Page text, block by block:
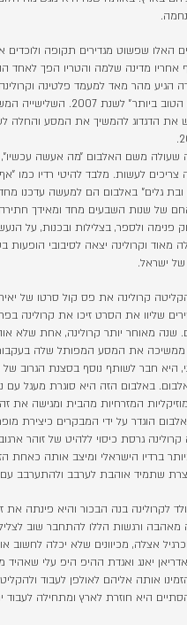
הגיע מהר מאד למעמד פלטינה
״השיר החדש הטוב
את הדגדוג להמשיך את המסע והחלה
שעולה משם האלבום ״מה אעשה
צריכים לעשות. מלבד להיטי רדיו כמו
גלים" באלבום הם למעשה עדכנו
של שנות השבעים מחד ומאידך
פנימה ולספר, בצלילות ובכנות, על
מאוד וקרולינה יצאה לסיבובי
ישראל.
2011 הקליטה קרולינה את פס קול סרטו
שליוו את הסרט זיכו את קרולינה
שנה מאוחר יותר קרולינה, אחת שלא
את המסע המפותל שלה בעקבות
היא חבר לשותף נוסף בסצנת הגרוב של
באלבום הזה היא סוגרת מעגל עם
המזרחיות מהבית ומגישה את זה
הוגדר על ידי המבקרים כיצירת
קרולינה גרסת כיסוי ללהיט של זוהר
ברדיו הישראלי ומיצב אותה כאחת
שתמיד אוהבת לערבב ולהתערבב
מאהבה ורגשות הללו להתחבר שוב
יאנג ואגדת ההיפ היפ עלי
אותה אליהם לאולפן לעבוד
היא חוזרת לארץ ומתחילה